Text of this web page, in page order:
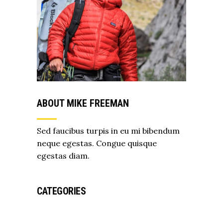
ABOUT MIKE FREEMAN
Sed faucibus turpis in eu mi bibendum
neque egestas. Congue quisque
egestas diam.
CATEGORIES